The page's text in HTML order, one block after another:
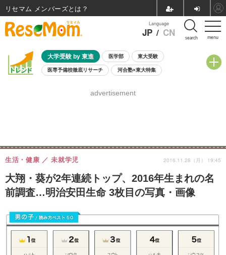
menu
Language
JP / CN search
大学受験 by 東進 医学部 東大受験
医専予備校徹底リサーチ 河合塾×東大特集
8月開催学校説明会・相談会
advertisement
大翔・葵が2年連続トップ、2016年生まれの名
前調査…明治安田生命 3枚目の写真・画像
生活・健康 未就学児 2016.11.28（月） 19:45
リセマム メンバーズ